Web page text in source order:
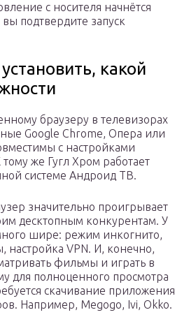
с носителя начнётся
вы подтвердите запуск
какой
браузеру в телевизорах
Google Chrome, Опера или
с настройками
же Гугл Хром работает
системе Андроид ТВ.
значительно проигрывает
десктопным конкурентам. У
шире: режим инкогнито,
настройка VPN. И, конечно,
фильмы и играть в
для полноценного просмотра
скачивание приложения
Например, Megogo, Ivi, Okko.